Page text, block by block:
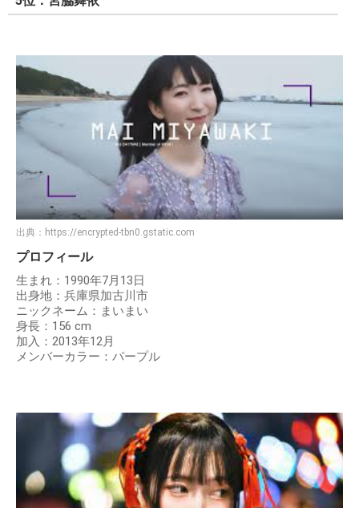
出典： https://encrypted-tbn0.gstatic.com
プロフィール
生まれ：1990年7月13日
出身地：兵庫県加古川市
ニックネーム：まいまい
身長：156 cm
加入：2013年12月
メンバーカラー：パープル